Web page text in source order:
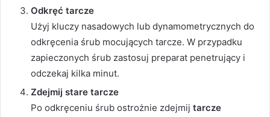
Odkręć tarcze
Użyj kluczy nasadowych lub dynamometrycznych do
odkręcenia śrub mocujących tarcze. W przypadku
zapieczonych śrub zastosuj preparat penetrujący i
odczekaj kilka minut.
Zdejmij stare tarcze
Po odkręceniu śrub ostrożnie zdejmij tarcze